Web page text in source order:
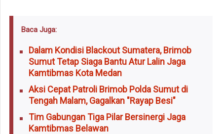
Baca Juga:
Dalam Kondisi Blackout Sumatera, Brimob
Sumut Tetap Siaga Bantu Atur Lalin Jaga
Kamtibmas Kota Medan
Aksi Cepat Patroli Brimob Polda Sumut di
Tengah Malam, Gagalkan "Rayap Besi"
Tim Gabungan Tiga Pilar Bersinergi Jaga
Kamtibmas Belawan